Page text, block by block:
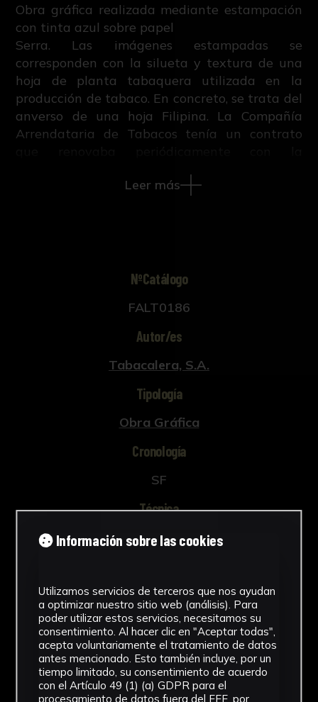
Obra gráfica realizada mediante estampación
con tinta azul sobre papel
Serra. Las imágenes estampadas se
corresponden con la silueta y textura de una
hoja de planta tabaquera utilizada en la
producción de tabaco. En concreto, se trata del
anverso de una hoja Filipina. La Compañía
Arrendataria de Tabacos tenía un contrato
Esta clase de tabaco presentaba cuatro
hoja, su textura, flexibilidad, fermentación, etc.
específicas. Dentro del tabaco Filipino, la hoja
Isabela - que es la del presente ejemplar - iba
destinada fundamentalmente a cigarros
peninsulares marca grande y en menor medida
Cagayán a cigarros marca chica y
secundariamente a cigarrillos picado fino ; la
su totalidad, y por último, la hoja Igorrotes a
común. Por la marca de agua que presenta el
papel, podemos datar la obra en la primera
son de utilidad para conocer el tipo de hoja y
que en 1945 pasa a ser Tabacalera), ya que la
CAT tenía un contrato que se renovaba
periódicamente, por el cual las diferentes
compañías tabaqueras de diferentes países les
proporcionaban la materia prima necesaria.
Entre los tabacos traídos desde Filipinas,
Leer más
NºCatálogo
FALT0186
Autor/es
Tabacalera, S.A.
Tipología
Obra Gráfica
Cronología
SF
Técnica
Estampado
Papel
Ver más
Descargar Ficha
Información sobre las cookies
Utilizamos servicios de terceros que nos ayudan
a optimizar nuestro sitio web (análisis). Para
poder utilizar estos servicios, necesitamos su
consentimiento. Al hacer clic en "Aceptar todas",
acepta voluntariamente el tratamiento de datos
antes mencionado. Esto también incluye, por un
tiempo limitado, su consentimiento de acuerdo
con el Artículo 49 (1) (a) GDPR para el
procesamiento de datos fuera del EEE, por